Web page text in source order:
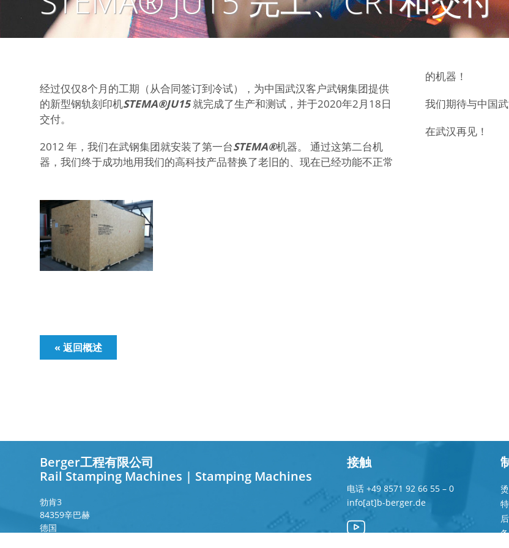
经过仅仅8个月的工期（从合同签订到冷试），为中国武汉客户武钢集团提供
的新型钢轨刻印机STEMA®JU15就完成了生产和测试，并于2020年2月18日
交付。
2012 年，我们在武钢集团就安装了第一台STEMA®机器。 通过这第二台机
器，我们终于成功地用我们的高科技产品替换了老旧的、现在已经功能不正常
的机器！
我们期待与中国
在武汉再见！
« 返回概述
Berger工程有限公司
Rail Stamping Machines | Stamping Machines
勃肯3
84359辛巴赫
德国
接触
电话 +49 8571 92 66 55 – 0
info[at]b-berger.de